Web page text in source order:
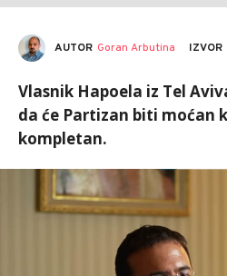
AUTOR Goran Arbutina IZVOR
Vlasnik Hapoela iz Tel
da će Partizan biti moćan
kompletan.